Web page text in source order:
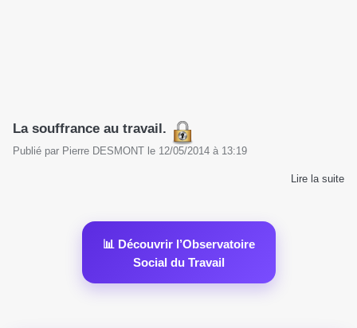
La souffrance au travail.
Publié par Pierre DESMONT le 12/05/2014 à 13:19
Lire la suite
📊 Découvrir l’Observatoire
Social du Travail